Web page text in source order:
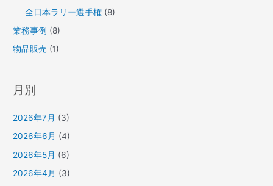
全日本ラリー選手権 (8)
業務事例 (8)
物品販売 (1)
月別
2026年7月 (3)
2026年6月 (4)
2026年5月 (6)
2026年4月 (3)